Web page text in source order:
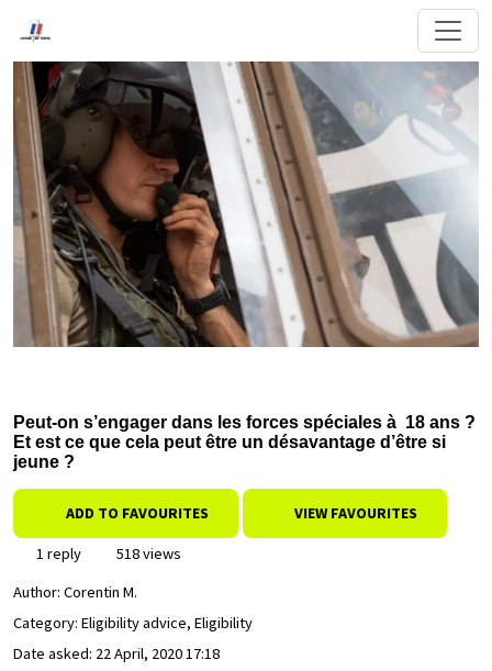
Peut-on s’engager dans les forces spéciales à 18 ans ?
Et est ce que cela peut être un désavantage d’être si
jeune ?
ADD TO FAVOURITES VIEW FAVOURITES
1 reply
518 views
Author: Corentin M.
Category: Eligibility advice, Eligibility
Date asked: 22 April, 2020 17:18